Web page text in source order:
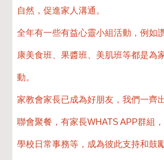
自然，促進家人溝通。​
全年有一些有益心靈小組活動，例如
康美食班、果醬班、美肌班等都是為
動。​
家教會家長已成為好朋友，我們一齊
聯會聚餐，有家長WHATS APP群組
學校日常事務等，成為彼此支持和鼓